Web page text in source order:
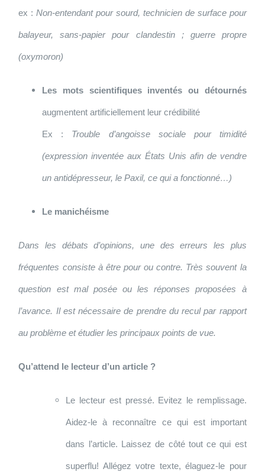
ex :Non-entendant pour sourd, technicien de surface pour
balayeur, sans-papier pour clandestin ; guerre propre
(oxymoron)
Les mots scientifiques inventés ou détournés
augmentent artificiellement leur crédibilité
Ex : Trouble d’angoisse sociale pour timidité
(expression inventée aux États Unis afin de vendre
un antidépresseur, le Paxil, ce qui a fonctionné…)
Le manichéisme
Dans les débats d’opinions, une des erreurs les plus
fréquentes consiste à être pour ou contre. Très souvent la
question est mal posée ou les réponses proposées à
l’avance. Il est nécessaire de prendre du recul par rapport
au problème et étudier les principaux points de vue.
Qu’attend le lecteur d’un article ?
Le lecteur est pressé. Evitez le remplissage.
Aidez-le à reconnaître ce qui est important
dans l’article. Laissez de côté tout ce qui est
superflu! Allégez votre texte, élaguez-le pour